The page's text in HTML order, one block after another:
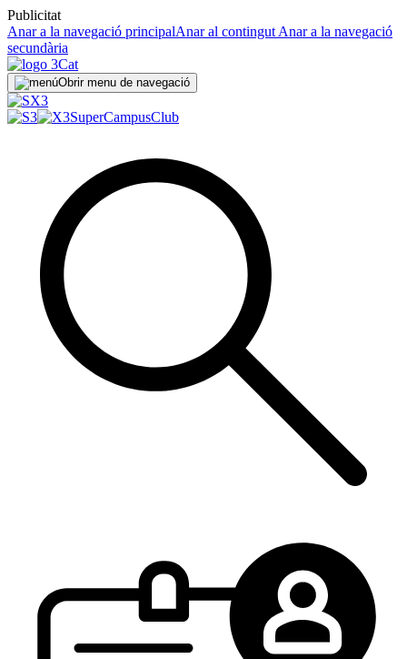
Publicitat
Anar a la navegació principalAnar al contingut Anar a la navegació
secundària
Obrir menu de navegació
SuperCampusClub